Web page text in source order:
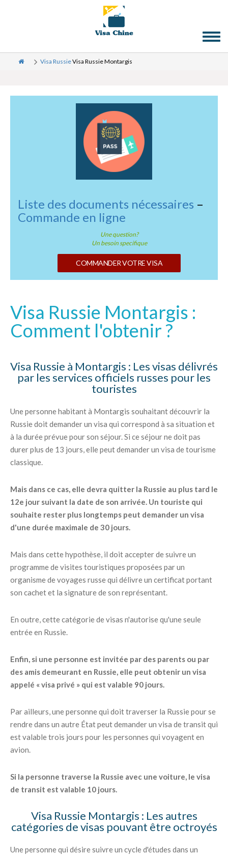
Visa RussieVisa Russie Montargis
Liste des documents nécessaires –
Commande en ligne
Une question?
Un besoin specifique
COMMANDER VOTRE VISA
Visa Russie Montargis :
Comment l'obtenir ?
Visa Russie à Montargis : Les visas délivrés
par les services officiels russes pour les
touristes
Une personne habitant à Montargis souhaitant découvrir la
Russie doit demander un visa qui correspond à sa situation et
à la durée prévue pour son séjour. Si ce séjour ne doit pas
durer plus de 13 jours, elle peut demander un visa de tourisme
classique.
Mais dans ce cas, elle devra quitter la Russie au plus tard le
12e jour suivant la date de son arrivée. Un touriste qui
souhaite rester plus longtemps peut demander un visa
d'une durée maximale de 30 jours.
Mais dans cette hypothèse, il doit accepter de suivre un
programme de visites touristiques proposées par un
organisme de voyages russe qui délivre un certificat portant
son cachet et la signature de son représentant.
En outre, cette catégorie de visas n'autorise qu'une seule
entrée en Russie.
Enfin, si une personne est invitée par des parents ou par
des amis demeurant en Russie, elle peut obtenir un visa
appelé « visa privé » qui est valable 90 jours.
Par ailleurs, une personne qui doit traverser la Russie pour se
rendre dans un autre État peut demander un visa de transit qui
est valable trois jours pour les personnes qui voyagent en
avion.
Si la personne traverse la Russie avec une voiture, le visa
de transit est valable 10 jours.
Visa Russie Montargis : Les autres
catégories de visas pouvant être octroyés
Une personne qui désire suivre un cycle d'études dans un